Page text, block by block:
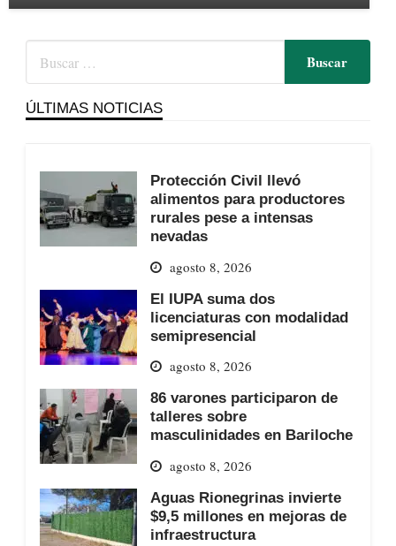
ÚLTIMAS NOTICIAS
Protección Civil llevó
alimentos para productores
rurales pese a intensas
nevadas
agosto 8, 2026
El IUPA suma dos
licenciaturas con modalidad
semipresencial
agosto 8, 2026
86 varones participaron de
talleres sobre
masculinidades en Bariloche
agosto 8, 2026
Aguas Rionegrinas invierte
$9,5 millones en mejoras de
infraestructura